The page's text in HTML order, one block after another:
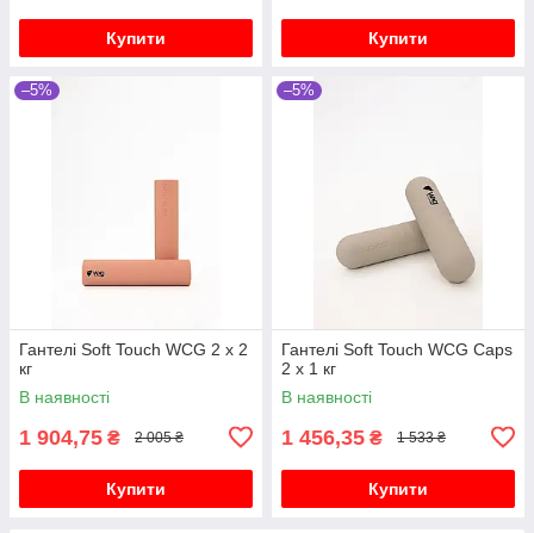
Купити Купити
–5%
Гантелі Soft Touch WCG 2 х 2
кг
В наявності
1 904,75 ₴ 2 005 ₴
Купити
–5%
Гантелі Soft Touch WCG Сaps
2 х 1 кг
В наявності
1 456,35 ₴ 1 533 ₴
Купити